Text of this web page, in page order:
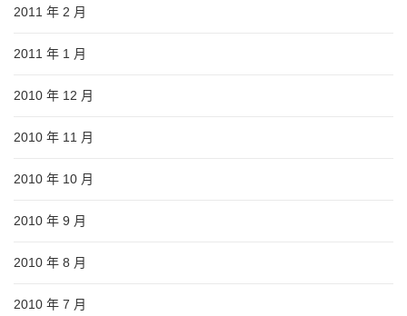
2011 年 2 月
2011 年 1 月
2010 年 12 月
2010 年 11 月
2010 年 10 月
2010 年 9 月
2010 年 8 月
2010 年 7 月